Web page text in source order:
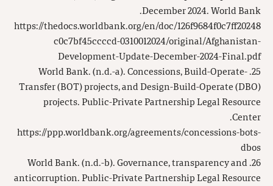
December 2024. World Bank.
https://thedocs.worldbank.org/en/doc/126f9684f0c7ff20248
c0c7bf45ccccd-0310012024/original/Afghanistan-
Development-Update-December-2024-Final.pdf
25. World Bank. (n.d.-a). Concessions, Build-Operate-
Transfer (BOT) projects, and Design-Build-Operate (DBO)
projects. Public-Private Partnership Legal Resource
Center.
https://ppp.worldbank.org/agreements/concessions-bots-
dbos
26. World Bank. (n.d.-b). Governance, transparency and
anticorruption. Public-Private Partnership Legal Resource